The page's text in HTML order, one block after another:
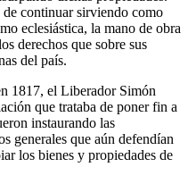
continuar sirviendo como
eclesiástica, la mano de obra
derechos que sobre sus
del país.
1817, el Liberador Simón
que trataba de poner fin a
instaurando las
generales que aún defendían
los bienes y propiedades de